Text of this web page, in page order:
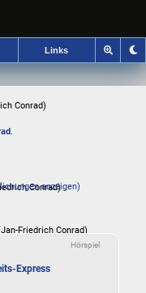
Links
Conrad)
.
Conrad)
Friedrich Conrad)
Conrad)
anzeigen)
Hörspiel
Express